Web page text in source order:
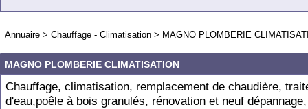
Annuaire > Chauffage - Climatisation > MAGNO PLOMBERIE
MAGNO PLOMBERIE CLIMATISATION
Chauffage, climatisation, remplacement de chaudière,
d'eau,poêle à bois granulés, rénovation et neuf